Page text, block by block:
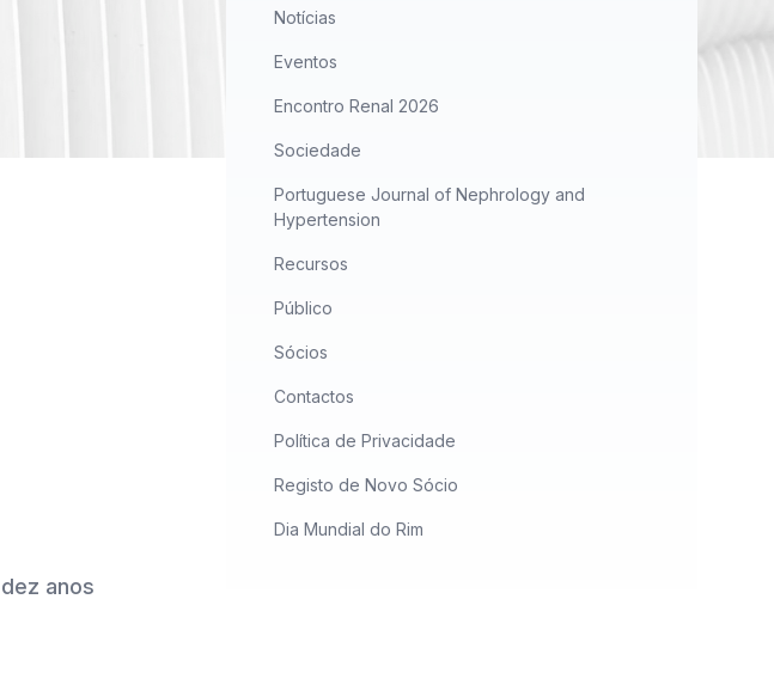
anos
Notícias
Eventos
Encontro Renal 2026
Sociedade
Portuguese Journal of Nephrology and
Hypertension
Recursos
Público
Sócios
Contactos
Política de Privacidade
Registo de Novo Sócio
Dia Mundial do Rim